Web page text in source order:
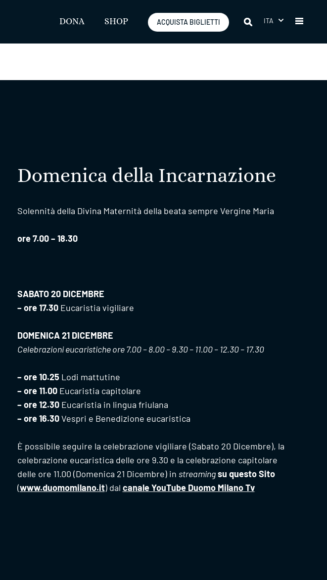
DONA SHOP ACQUISTA BIGLIETTI ITA
Domenica della Incarnazione
Solennità della Divina Maternità della beata sempre Vergine Maria
ore 7.00 – 18.30
SABATO 20 DICEMBRE
– ore 17.30Eucaristia vigiliare
DOMENICA 21 DICEMBRE
Celebrazioni eucaristiche ore 7.00 – 8.00 – 9.30 – 11.00 – 12.30 – 17.30
– ore 10.25 Lodi mattutine
– ore 11.00Eucaristia capitolare
– ore 12.30Eucaristia in lingua friulana
– ore 16.30Vespri e Benedizione eucaristica
È possibile seguire la celebrazione vigiliare (Sabato 20 Dicembre), la
celebrazione eucaristica delle ore 9.30 e la celebrazione capitolare
delle ore 11.00 (Domenica 21 Dicembre) in streaming su questo Sito
(www.duomomilano.it) dal canale YouTube Duomo Milano Tv